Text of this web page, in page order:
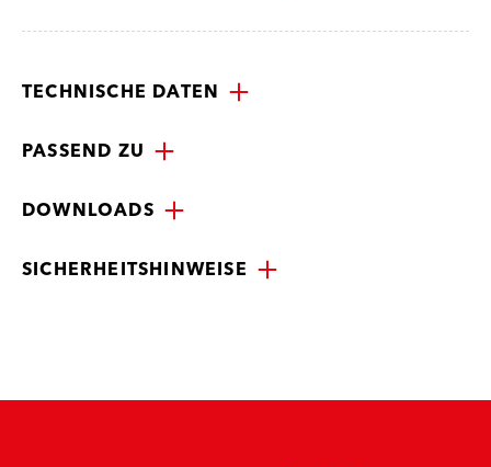
TECHNISCHE DATEN
PASSEND ZU
DOWNLOADS
SICHERHEITSHINWEISE